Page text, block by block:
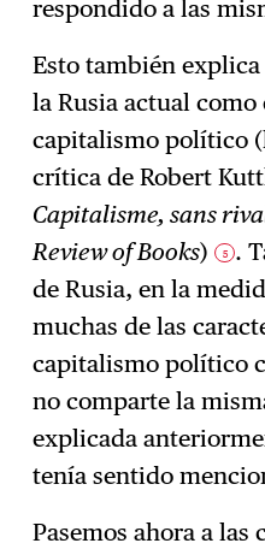
respondido a las
Esto también
la Rusia actual como
capitalismo político
crítica de Robert
Capitalisme, sans
Review of Books) 5 .
de Rusia, en la
muchas de las
capitalismo político
no comparte la
explicada
tenía sentido
Pasemos ahora a